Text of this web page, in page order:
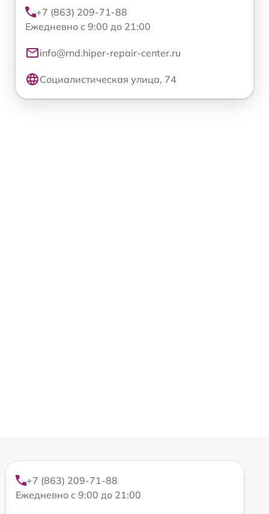
+7 (863) 209-71-88
Ежедневно с 9:00 до 21:00
info@rnd.hiper-repair-center.ru
Социалистическая улица, 74
+7 (863) 209-71-88
Ежедневно с 9:00 до 21:00